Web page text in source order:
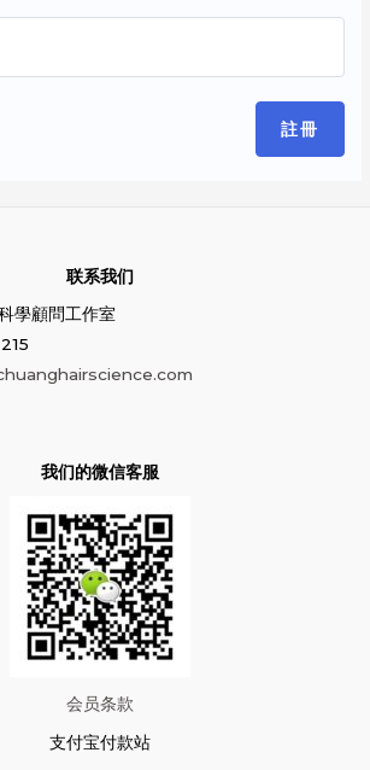
註冊
联系我们
學顧問工作室
我们的微信客服
会员条款
支付宝付款站